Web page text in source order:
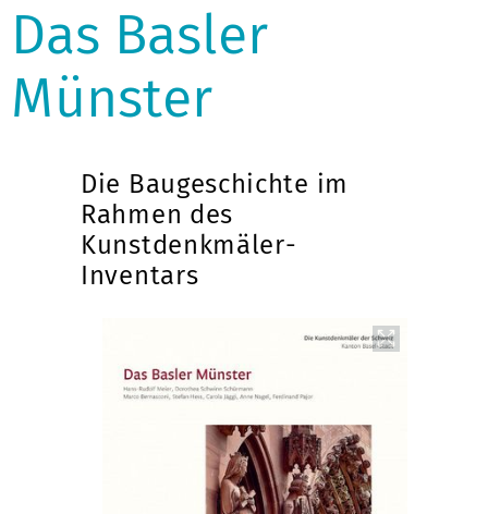
Das Basler
Münster
Die Baugeschichte im
Rahmen des
Kunstdenkmäler-
Inventars